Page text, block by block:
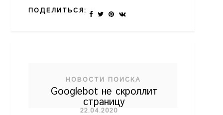
ПОДЕЛИТЬСЯ:
НОВОСТИ ПОИСКА
Googlebot не скроллит
страницу
22.04.2020